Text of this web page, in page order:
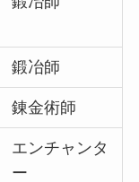
鍛冶師
錬金術師
エンチャンタ
ー